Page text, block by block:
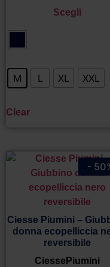
Scegli
M L XL XXL
Clear
Ciesse Piumini –
donna ecopelliccia
reversibile
CiessePiumini
-